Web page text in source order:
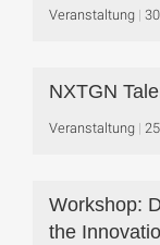
Veranstaltung
NXTGN
Veranstaltung
Workshop:
the